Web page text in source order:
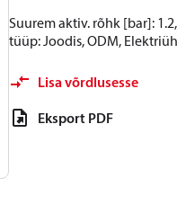
Suurem aktiv. rõhk [bar]:
tüüp: Joodis, ODM,
Lisa võrdlusesse
Eksport PDF